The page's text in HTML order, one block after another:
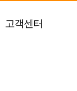
고객센터